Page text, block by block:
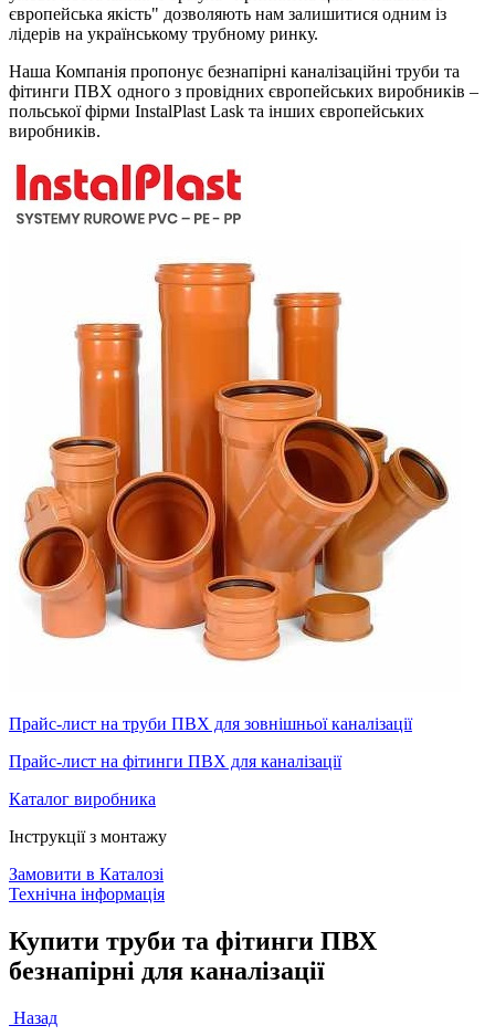
європейська якість" дозволяють нам залишитися одним із
лідерів на українському трубному ринку.
Наша Компанія пропонує безнапірні каналізаційні труби та
фітинги ПВХ одного з провідних європейських виробників –
польської фірми InstalPlast Lask та інших європейських
виробників.
Прайс-лист на труби ПВХ для зовнішньої каналізації
Прайс-лист на фітинги ПВХ для каналізації
Каталог виробника
Інструкції з монтажу
Замовити в Каталозі
Технічна інформація
Купити труби та фітинги ПВХ
безнапірні для каналізації
Назад